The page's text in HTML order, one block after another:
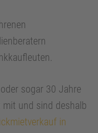
sogar 30 Jahre
und sind deshalb
in